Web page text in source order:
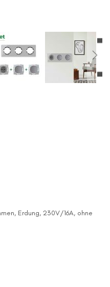
Erdung, 230V/16A, ohne